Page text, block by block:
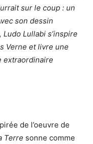
sur le coup : un
son dessin
Lullabi s’inspire
Verne et livre une
extraordinaire
de l’oeuvre de
Terre sonne comme